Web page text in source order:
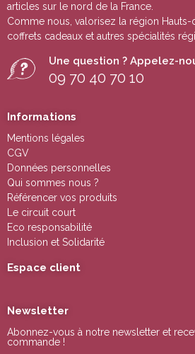
articles sur le nord de la France.
Comme nous, valorisez la région Hauts-
coffrets cadeaux et autres spécialités
Une question ? Appelez-
09 70 40 70 10
Informations
Mentions légales
CGV
Données personnelles
Qui sommes nous ?
Référencer vos produits
Le circuit court
Eco responsabilité
Inclusion et Solidarité
Espace client
Newsletter
Abonnez-vous à notre newsletter et
commande !